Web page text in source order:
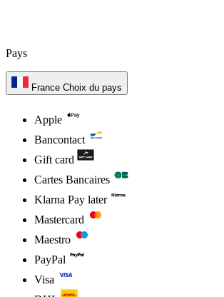
Pays
France Choix du pays
Apple
Bancontact
Gift card
Cartes Bancaires
Klarna Pay later
Mastercard
Maestro
PayPal
Visa